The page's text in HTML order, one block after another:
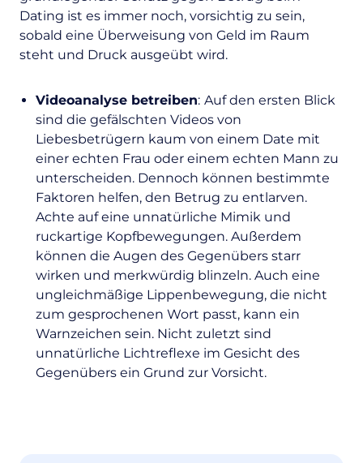
Dating ist es immer noch, vorsichtig zu sein,
sobald eine Überweisung von Geld im Raum
steht und Druck ausgeübt wird.
Videoanalyse betreiben: Auf den ersten Blick
sind die gefälschten Videos von
Liebesbetrügern kaum von einem Date mit
einer echten Frau oder einem echten Mann zu
unterscheiden. Dennoch können bestimmte
Faktoren helfen, den Betrug zu entlarven.
Achte auf eine unnatürliche Mimik und
ruckartige Kopfbewegungen. Außerdem
können die Augen des Gegenübers starr
wirken und merkwürdig blinzeln. Auch eine
ungleichmäßige Lippenbewegung, die nicht
zum gesprochenen Wort passt, kann ein
Warnzeichen sein. Nicht zuletzt sind
unnatürliche Lichtreflexe im Gesicht des
Gegenübers ein Grund zur Vorsicht.